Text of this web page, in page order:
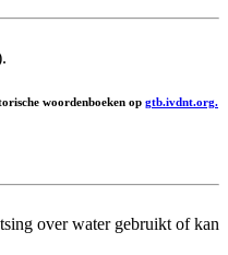
woordenboeken op gtb.ivdnt.org.
over water gebruikt of kan